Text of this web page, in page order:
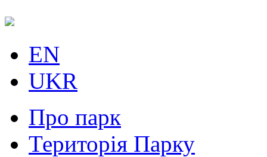
EN
UKR
Про парк
Територія Парку